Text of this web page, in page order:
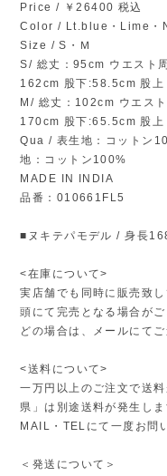
Price / ￥26400 税込
Color / Lt.blue・Lime・
Size / S・Ｍ
S/ 総丈：95cm ウエスト
162cm 股下:58.5cm 股
M/ 総丈：102cm ウエス
170cm 股下:65.5cm 股
Qua / 表生地：コットン
地：コットン100%
MADE IN INDIA
品番：010661FL5
■ヌキテパモデル / 身長
<在庫について>
実店舗でも同時に販売致
頭にて完売となる場合が
どの場合は、メールにて
<送料について>
一万円以上のご注文で送
県」は別途送料が発生し
MAIL・TELにて一度お問
＜発送について＞